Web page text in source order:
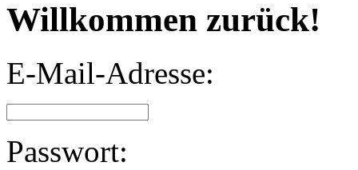
Willkommen zurück!
E-Mail-Adresse:
Passwort: